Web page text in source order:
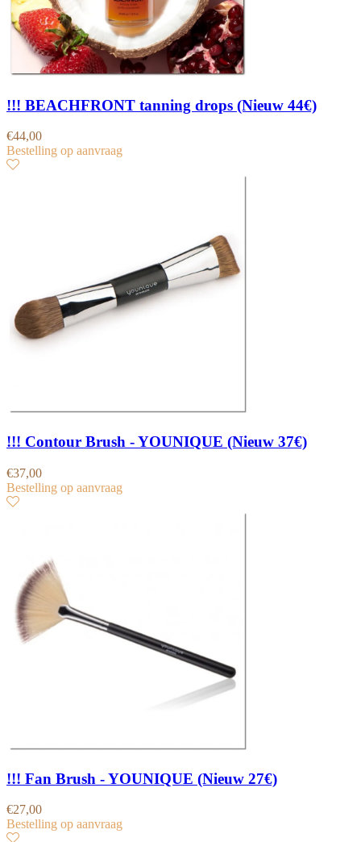
!!! BEACHFRONT tanning drops (Nieuw 44€)
€44,00
Bestelling op aanvraag
!!! Contour Brush - YOUNIQUE (Nieuw 37€)
€37,00
Bestelling op aanvraag
!!! Fan Brush - YOUNIQUE (Nieuw 27€)
€27,00
Bestelling op aanvraag